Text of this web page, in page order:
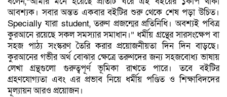
আবশ্যক। সবার অন্তত একবার বইটির শুরু থেকে শেষ পড়া উচিত।
Specially যারা student, তরুণ প্রজন্মের প্রতিনিধি। অবশ্যই পবিত্র
কুরআনে রয়েছে সকল সমস্যার সমাধান।” ধর্মীয় গ্রন্থের সারসংক্ষেপ বা
সহজ পাঠ্য সংস্করণ তৈরি করার প্রয়োজনীয়তা দিন দিন বাড়ছে।
কুরআনের গভীর অর্থ বোঝার ক্ষেত্রে তরুণদের জন্য সহজবোধ্য ভাষায়
লেখা গ্রন্থগুলো গুরুত্বপূর্ণ ভূমিকা রাখতে পারে। তবে বইটির
গ্রহণযোগ্যতা এবং এর প্রভাব নিয়ে ধর্মীয় পণ্ডিত ও শিক্ষাবিদদের
মূল্যায়ন আরও প্রয়োজন।